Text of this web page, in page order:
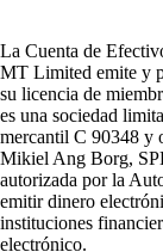
La Cuenta de
MT Limited emite y
su licencia de
es una sociedad
mercantil C 90348 y
Mikiel Ang Borg,
autorizada por la
emitir dinero
instituciones
electrónico.